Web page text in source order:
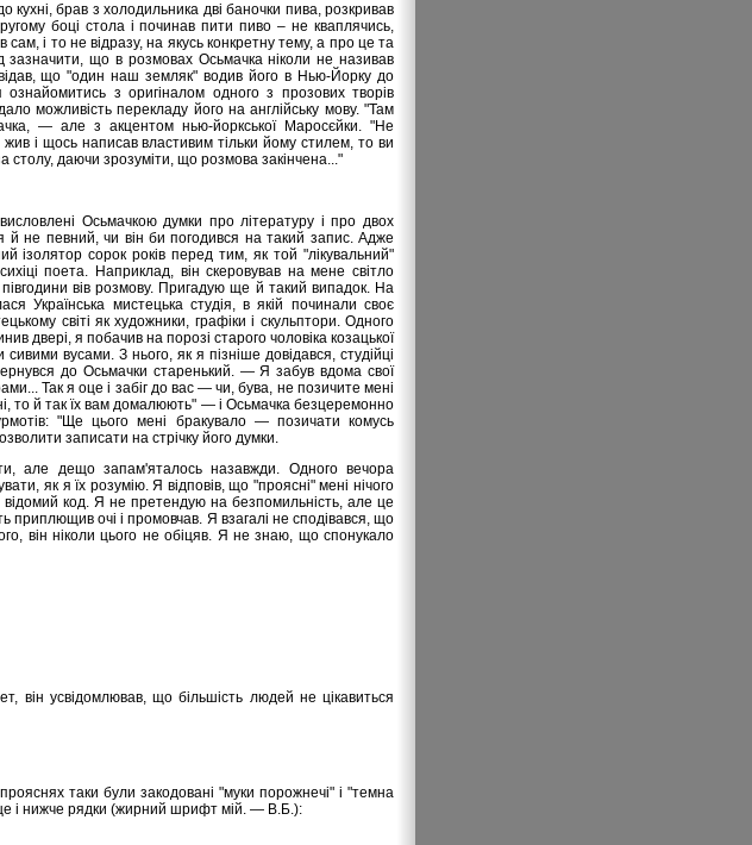
кухні, брав з холодильника дві баночки пива, розкривав
боці стола і починав пити пиво – не кваплячись,
і то не відразу, на якусь конкретну тему, а про це та
зазначити, що в розмовах Осьмачка ніколи не називав
що "один наш земляк" водив його в Нью-Йорку до
з оригіналом одного з прозових творів
можливість перекладу його на англійську мову. "Там
— але з акцентом нью-йоркської Маросєйки. "Не
і щось написав властивим тільки йому стилем, то ви
столу, даючи зрозуміти, що розмова закінчена..."
Осьмачкою думки про літературу і про двох
й не певний, чи він би погодився на такий запис. Адже
ізолятор сорок років перед тим, як той "лікувальний"
поета. Наприклад, він скеровував на мене світло
вів розмову. Пригадую ще й такий випадок. На
Українська мистецька студія, в якій починали своє
світі як художники, графіки і скульптори. Одного
двері, я побачив на порозі старого чоловіка козацької
вусами. З нього, як я пізніше довідався, студійці
до Осьмачки старенький. — Я забув вдома свої
Так я оце і забіг до вас — чи, бува, не позичите мені
то й так їх вам домалюють" — і Осьмачка безцеремонно
"Ще цього мені бракувало — позичати комусь
записати на стрічку його думки.
але дещо запам'яталось назавжди. Одного вечора
як я їх розумію. Я відповів, що "проясні" мені нічого
код. Я не претендую на безпомильність, але це
приплющив очі і промовчав. Я взагалі не сподівався, що
він ніколи цього не обіцяв. Я не знаю, що спонукало
він усвідомлював, що більшість людей не цікавиться
таки були закодовані "муки порожнечі" і "темна
і нижче рядки (жирний шрифт мій. — В.Б.):